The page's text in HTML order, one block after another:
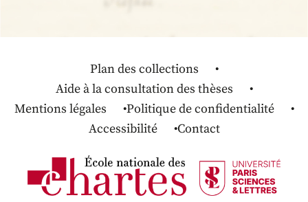
Plan des collections
Aide à la consultation des thèses
Mentions légales
Politique de confidentialité
Accessibilité
Contact